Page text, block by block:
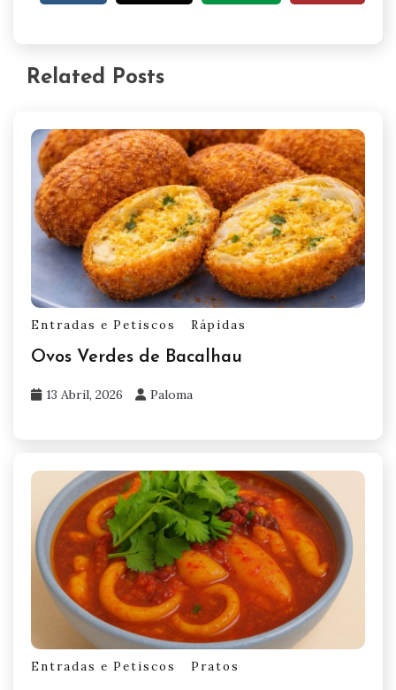
Related Posts
Entradas e Petiscos Rápidas
Ovos Verdes de Bacalhau
13 Abril, 2026 Paloma
Entradas e Petiscos Pratos